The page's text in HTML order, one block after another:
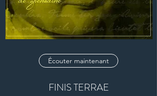
Écouter maintenant
FINIS TERRAE